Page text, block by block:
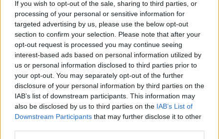
If you wish to opt-out of the sale, sharing to third parties, or
processing of your personal or sensitive information for
targeted advertising by us, please use the below opt-out
section to confirm your selection. Please note that after your
opt-out request is processed you may continue seeing
interest-based ads based on personal information utilized by
us or personal information disclosed to third parties prior to
your opt-out. You may separately opt-out of the further
disclosure of your personal information by third parties on the
IAB’s list of downstream participants. This information may
also be disclosed by us to third parties on the IAB’s List of
Downstream Participants that may further disclose it to other
annunci ufficiali arriveranno quando ci saranno
certezze sui costi e sugli impegni contrattuali. Nel
frattempo, fan e osservatori restano in attesa di
capire se il film saprà ritagliarsi uno spazio proprio,
oltre l’ombra del capostipite.
AUTORE
Staff